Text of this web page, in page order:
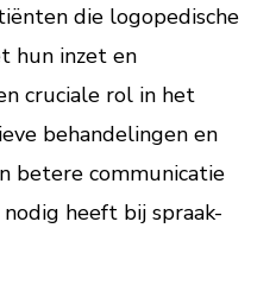
die logopedische
hun inzet en
cruciale rol in het
behandelingen en
betere communicatie
heeft bij spraak-